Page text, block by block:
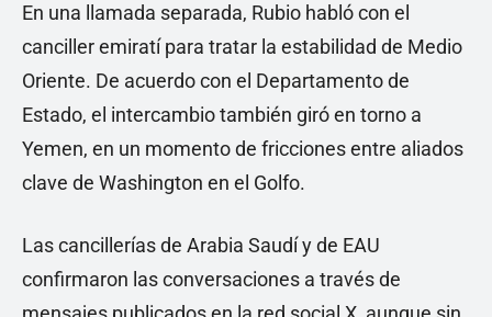
En una llamada separada, Rubio habló con el
canciller emiratí para tratar la estabilidad de Medio
Oriente. De acuerdo con el Departamento de
Estado, el intercambio también giró en torno a
Yemen, en un momento de fricciones entre aliados
clave de Washington en el Golfo.
Las cancillerías de Arabia Saudí y de EAU
confirmaron las conversaciones a través de